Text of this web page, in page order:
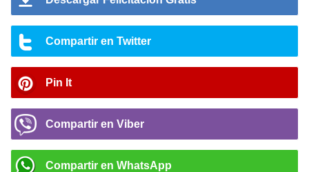
Compartir en Twitter
Pin It
Compartir en Viber
Compartir en WhatsApp